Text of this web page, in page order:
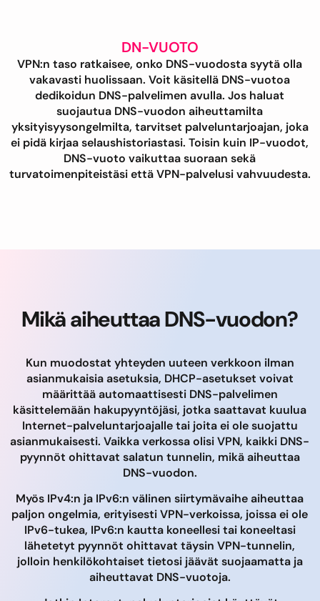
DN-VUOTO
VPN:n taso ratkaisee, onko DNS-vuodosta syytä olla
vakavasti huolissaan. Voit käsitellä DNS-vuotoa
dedikoidun DNS-palvelimen avulla. Jos haluat
suojautua DNS-vuodon aiheuttamilta
yksityisyysongelmilta, tarvitset palveluntarjoajan, joka
ei pidä kirjaa selaushistoriastasi. Toisin kuin IP-vuodot,
DNS-vuoto vaikuttaa suoraan sekä
turvatoimenpiteistäsi että VPN-palvelusi vahvuudesta.
Mikä aiheuttaa DNS-vuodon?
Kun muodostat yhteyden uuteen verkkoon ilman
asianmukaisia asetuksia, DHCP-asetukset voivat
määrittää automaattisesti DNS-palvelimen
käsittelemään hakupyyntöjäsi, jotka saattavat kuulua
Internet-palveluntarjoajalle tai joita ei ole suojattu
asianmukaisesti. Vaikka verkossa olisi VPN, kaikki DNS-
pyynnöt ohittavat salatun tunnelin, mikä aiheuttaa
DNS-vuodon.
Myös IPv4:n ja IPv6:n välinen siirtymävaihe aiheuttaa
paljon ongelmia, erityisesti VPN-verkoissa, joissa ei ole
IPv6-tukea, IPv6:n kautta koneellesi tai koneeltasi
lähetetyt pyynnöt ohittavat täysin VPN-tunnelin,
jolloin henkilökohtaiset tietosi jäävät suojaamatta ja
aiheuttavat DNS-vuotoja.